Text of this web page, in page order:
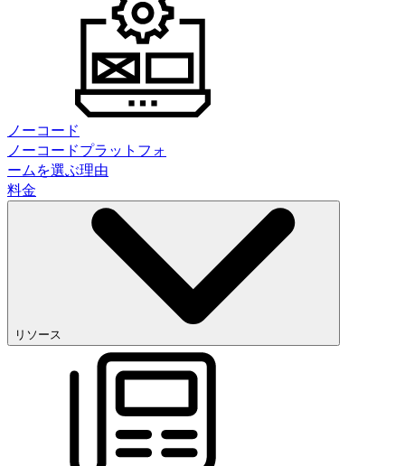
ノーコード
ノーコードプラットフォ
ームを選ぶ理由
料金
リソース